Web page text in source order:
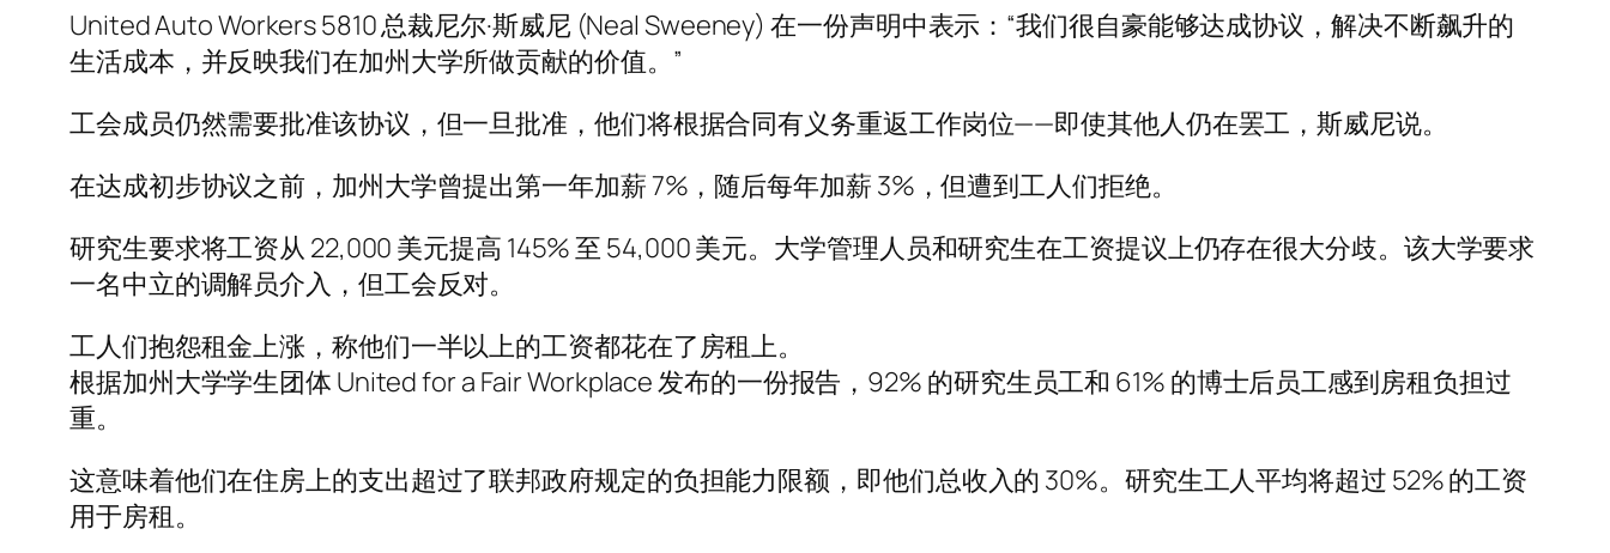
United Auto Workers 5810 总裁尼尔·斯威尼 (Neal Sweeney) 在一份声明中表示：“我们很自豪能够达成协议，解决不断飙升的
生活成本，并反映我们在加州大学所做贡献的价值。”
工会成员仍然需要批准该协议，但一旦批准，他们将根据合同有义务重返工作岗位——即使其他人仍在罢工，斯威尼说。
在达成初步协议之前，加州大学曾提出第一年加薪 7%，随后每年加薪 3%，但遭到工人们拒绝。
研究生要求将工资从 22,000 美元提高 145% 至 54,000 美元。大学管理人员和研究生在工资提议上仍存在很大分歧。该大学要求
一名中立的调解员介入，但工会反对。
工人们抱怨租金上涨，称他们一半以上的工资都花在了房租上。
根据加州大学学生团体 United for a Fair Workplace 发布的一份报告，92% 的研究生员工和 61% 的博士后员工感到房租负担过
重。
这意味着他们在住房上的支出超过了联邦政府规定的负担能力限额，即他们总收入的 30%。研究生工人平均将超过 52% 的工资
用于房租。